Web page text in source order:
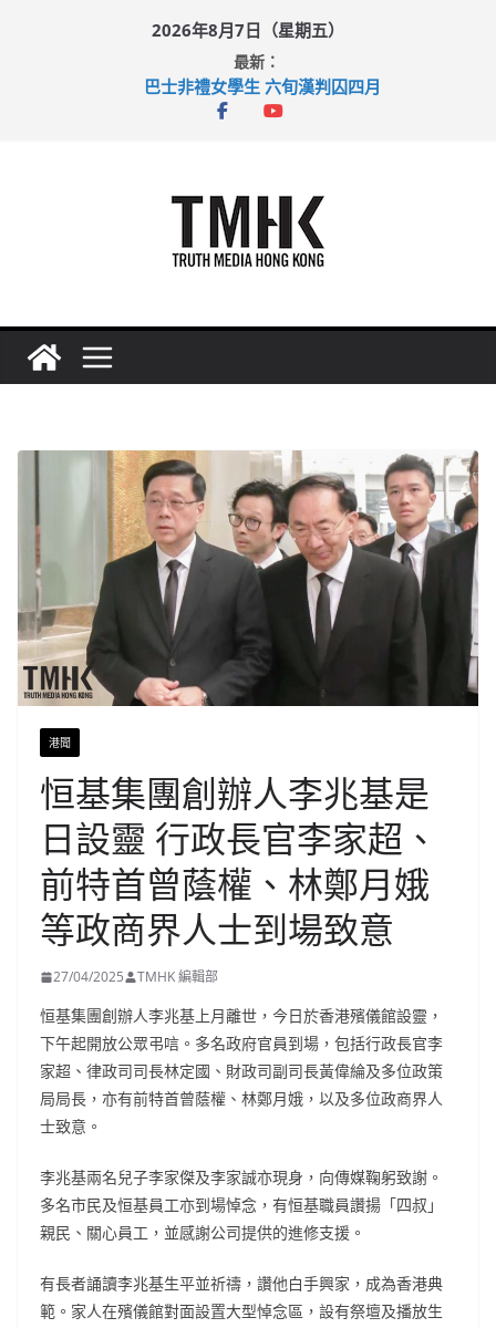
2026年8月7日（星期五）
最新：
巴士非禮女學生 六旬漢判囚四月
涉造假公屋富戶申報表 倉管員准保釋候訊
港聞
恒基集團創辦人李兆基是
日設靈 行政長官李家超、
前特首曾蔭權、林鄭月娥
等政商界人士到場致意
27/04/2025 TMHK 編輯部
恒基集團創辦人李兆基上月離世，今日於香港殯儀館設靈，
下午起開放公眾弔唁。多名政府官員到場，包括行政長官李
家超、律政司司長林定國、財政司副司長黃偉綸及多位政策
局局長，亦有前特首曾蔭權、林鄭月娥，以及多位政商界人
士致意。
李兆基兩名兒子李家傑及李家誠亦現身，向傳媒鞠躬致謝。
多名市民及恒基員工亦到場悼念，有恒基職員讚揚「四叔」
親民、關心員工，並感謝公司提供的進修支援。
有長者誦讀李兆基生平並祈禱，讚他白手興家，成為香港典
範。家人在殯儀館對面設置大型悼念區，設有祭壇及播放生